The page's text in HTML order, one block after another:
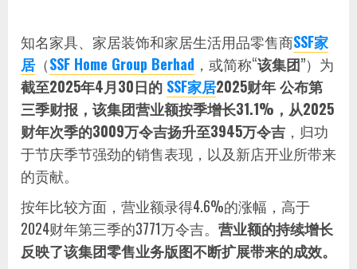
知名家具、家居装饰和家居生活用品零售商SSF家
居 （SSF Home Group Berhad ，或简称“该集团”）为
截至2025年4月30日的 SSF家居2025财年 公布第
三季财报，该集团营业额按季增长31.1%，从2025
财年次季的3009万令吉扬升至3945万令吉 ，归功
于节庆季节强劲的销售表现，以及新店开业所带来
的贡献。
按年比较方面，营业额录得4.6%的涨幅，高于
2024财年第三季的3771万令吉。 营业额的持续增长
反映了该集团零售业务版图不断扩展带来的成效。